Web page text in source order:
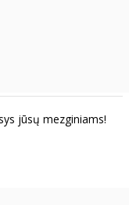
jūsų mezginiams!